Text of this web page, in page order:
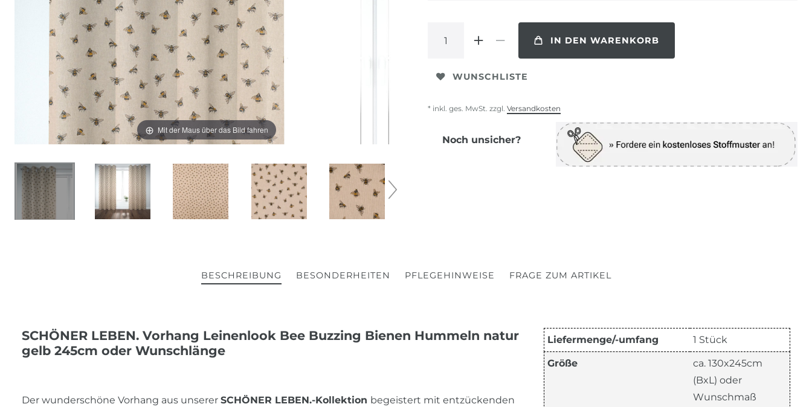
Mit der Maus über das Bild fahren
IN DEN WARENKORB
WUNSCHLISTE
* inkl. ges. MwSt. zzgl. Versandkosten
Noch unsicher?
BESCHREIBUNG BESONDERHEITEN PFLEGEHINWEISE FRAGE ZUM ARTIKEL
SCHÖNER LEBEN. Vorhang Leinenlook Bee Buzzing Bienen Hummeln natur
gelb 245cm oder Wunschlänge
Der wunderschöne Vorhang aus unserer SCHÖNER LEBEN.-Kollektion begeistert mit entzückenden
Liefermenge/-umfang 1 Stück
Größe
ca. 130x245cm
(BxL) oder
Wunschmaß